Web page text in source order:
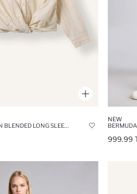
NEW
BERMUDA
999.99